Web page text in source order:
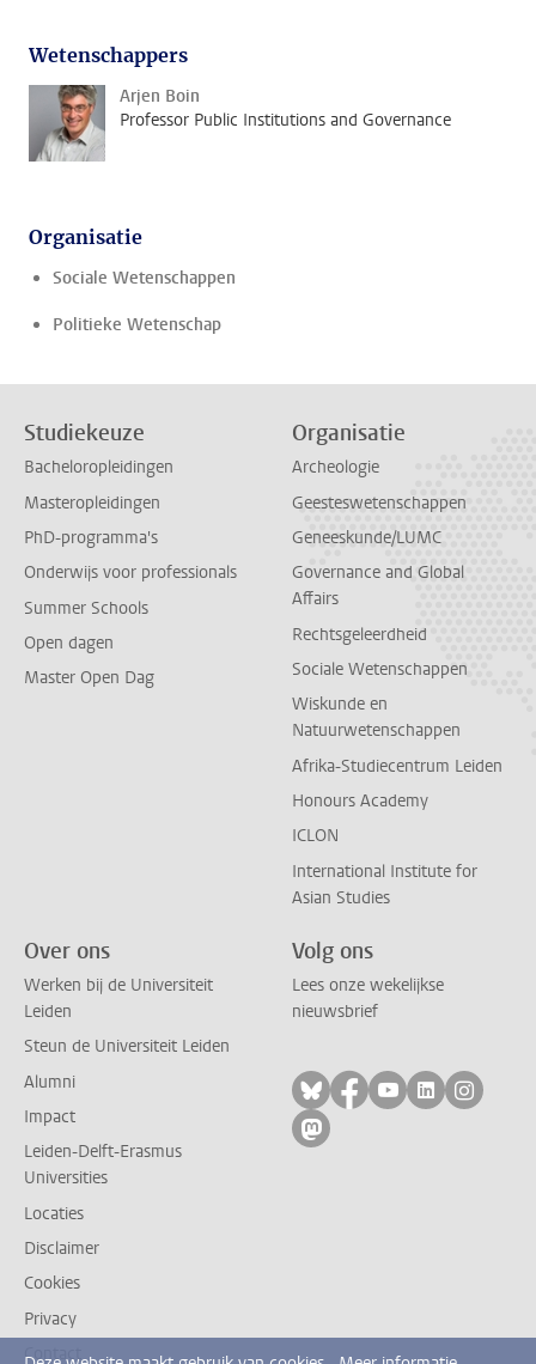
Wetenschappers
Arjen Boin
Professor Public Institutions and Governance
Organisatie
Sociale Wetenschappen
Politieke Wetenschap
Studiekeuze
Bacheloropleidingen
Masteropleidingen
PhD-programma's
Onderwijs voor professionals
Summer Schools
Open dagen
Master Open Dag
Organisatie
Archeologie
Geesteswetenschappen
Geneeskunde/LUMC
Governance and Global
Affairs
Rechtsgeleerdheid
Sociale Wetenschappen
Wiskunde en
Natuurwetenschappen
Afrika-Studiecentrum Leiden
Honours Academy
ICLON
International Institute for
Asian Studies
Over ons
Werken bij de Universiteit
Leiden
Steun de Universiteit Leiden
Alumni
Impact
Leiden-Delft-Erasmus
Universities
Locaties
Disclaimer
Cookies
Privacy
Contact
Volg ons
Lees onze wekelijkse
nieuwsbrief
Volg ons op bluesky
Volg ons op
Volg ons op
Volg ons
Volg
Volg ons op mastodon